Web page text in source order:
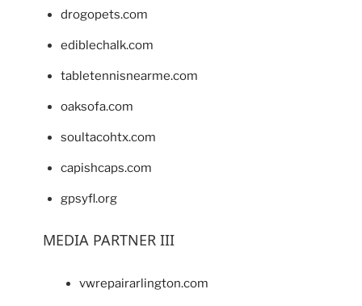
drogopets.com
ediblechalk.com
tabletennisnearme.com
oaksofa.com
soultacohtx.com
capishcaps.com
gpsyfl.org
MEDIA PARTNER III
vwrepairarlington.com